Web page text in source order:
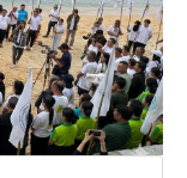
ร
ดล้อม
ายฝั่ง
กาศ
ก
ดล้อม